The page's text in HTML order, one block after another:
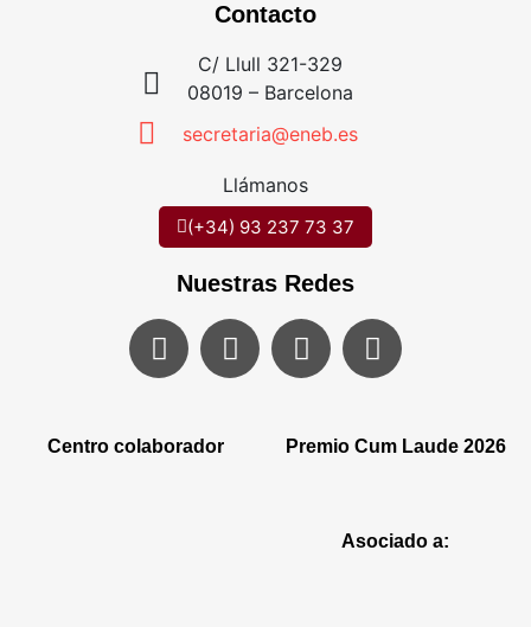
Contacto
C/ Llull 321-329
08019 – Barcelona
secretaria@eneb.es
Llámanos
(+34) 93 237 73 37
Nuestras Redes
Centro colaborador Premio Cum Laude 2026
Asociado a: